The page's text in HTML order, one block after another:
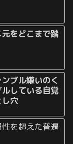
元をどこまで踏
ブル嫌いのく
している自覚
穴
性を超えた普遍